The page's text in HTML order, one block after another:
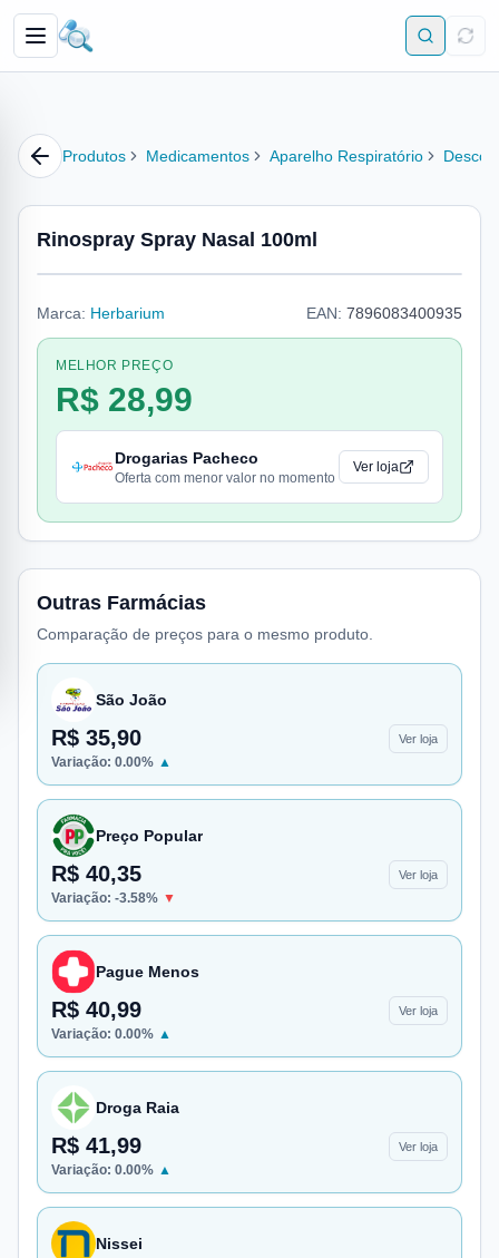
Produtos Medicamentos Aparelho Respiratório
Rinospray Spray Nasal 100ml
Marca: Herbarium EAN: 7896083400935
MELHOR PREÇO
R$ 28,99
Drogarias Pacheco
Oferta com menor valor no momento
Ver loja
Outras Farmácias
Comparação de preços para o mesmo produto.
São João
R$ 35,90 Ver loja
Variação: 0.00% ▲
Preço Popular
R$ 40,35 Ver loja
Variação: -3.58% ▼
Pague Menos
R$ 40,99 Ver loja
Variação: 0.00% ▲
Droga Raia
R$ 41,99 Ver loja
Variação: 0.00% ▲
Nissei